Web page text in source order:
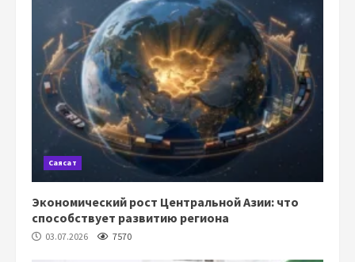
Саясат
Экономический рост Центральной Азии: что
способствует развитию региона
03.07.2026 7570